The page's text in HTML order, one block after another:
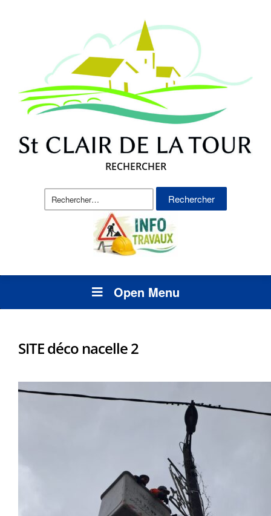
RECHERCHER
Rechercher :
Open Menu
SITE déco nacelle 2